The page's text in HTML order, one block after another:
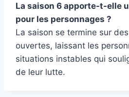
La saison 6 apporte-t-elle
pour les personnages ?
La saison se termine sur
ouvertes, laissant les
situations instables qui
de leur lutte.